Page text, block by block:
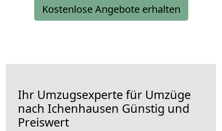
Kostenlose Angebote erhalten
Ihr Umzugsexperte für Umzüge
nach Ichenhausen Günstig und
Preiswert